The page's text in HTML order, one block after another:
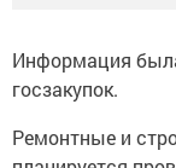
Информация
госзакупок.
Ремонтные и